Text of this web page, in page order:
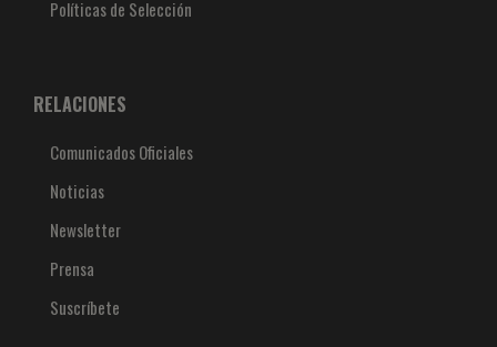
Políticas de Selección
RELACIONES
Comunicados Oficiales
Noticias
Newsletter
Prensa
Suscríbete